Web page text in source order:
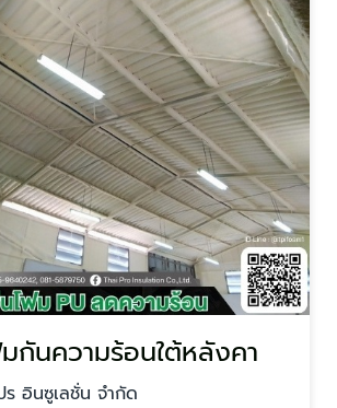
กันความร้อนใต้หลังคา
ร อินซูเลชั่น จำกัด